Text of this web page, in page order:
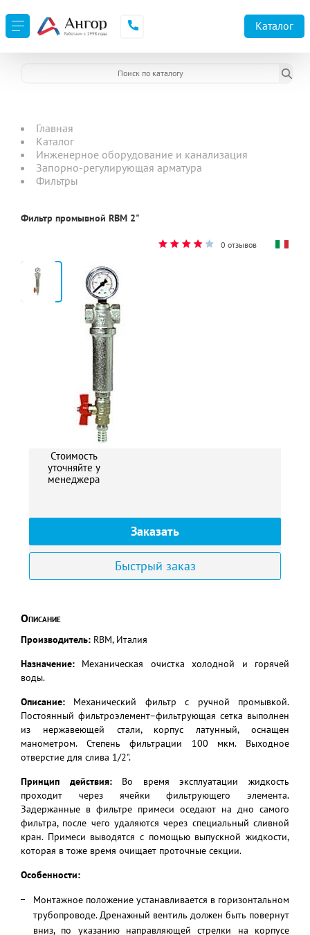
Каталог
Главная
Каталог
Инженерное оборудование и канализация
Запорно-регулирующая арматура
Фильтры
Фильтр промывной RBM 2"
0 отзывов
Стоимость
уточняйте у
менеджера
Заказать
Быстрый заказ
Описание
Производитель: RBM, Италия
Назначение: Механическая очистка холодной и горячей
воды.
Описание: Механический фильтр с ручной промывкой.
Постоянный фильтроэлемент–фильтрующая сетка выполнен
из нержавеющей стали, корпус латунный, оснащен
манометром. Степень фильтрации 100 мкм. Выходное
отверстие для слива 1/2".
Принцип действия:Во время эксплуатации жидкость
проходит через ячейки фильтрующего элемента.
Задержанные в фильтре примеси оседают на дно самого
фильтра, после чего удаляются через специальный сливной
кран. Примеси выводятся с помощью выпускной жидкости,
которая в тоже время очищает проточные секции.
Особенности:
Монтажное положение устанавливается в горизонтальном
трубопроводе. Дренажный вентиль должен быть повернут
вниз, по указанию направляющей стрелки на корпусе